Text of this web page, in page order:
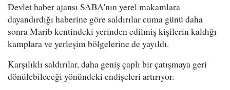
Devlet haber ajansı SABA'nın yerel makamlara
dayandırdığı haberine göre saldırılar cuma günü daha
sonra Marib kentindeki yerinden edilmiş kişilerin kaldığı
kamplara ve yerleşim bölgelerine de yayıldı.
Karşılıklı saldırılar, daha geniş çaplı bir çatışmaya geri
dönülebileceği yönündeki endişeleri artırıyor.